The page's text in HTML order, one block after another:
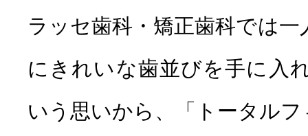
ラッセ歯科・矯正歯科では
にきれいな歯並びを手に入
いう思いから、「トータル